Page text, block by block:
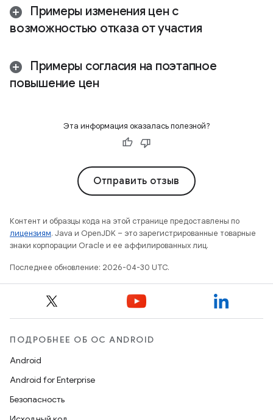
Примеры изменения цен с
возможностью отказа от участия
Примеры согласия на поэтапное
повышение цен
Эта информация оказалась полезной?
Отправить отзыв
Контент и образцы кода на этой странице предоставлены по
лицензиям. Java и OpenJDK – это зарегистрированные товарные
знаки корпорации Oracle и ее аффилированных лиц.
Последнее обновление: 2026-04-30 UTC.
ПОДРОБНЕЕ ОБ ОС ANDROID
Android
Android for Enterprise
Безопасность